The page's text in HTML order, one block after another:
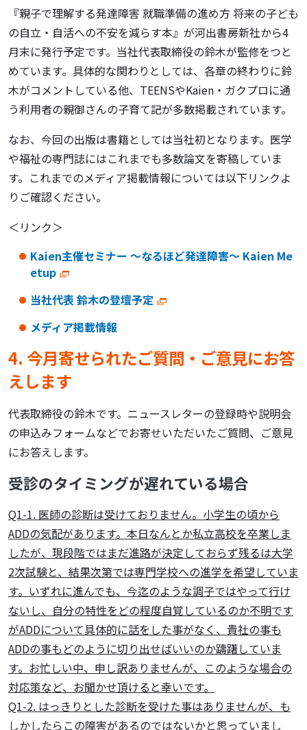
『親子で理解する発達障害 就職準備の進め方 将来の子ども
の自立・自活への不安を減らす本』が河出書房新社から4
月末に発行予定です。当社代表取締役の鈴木が監修をつと
めています。具体的な関わりとしては、各章の終わりに鈴
木がコメントしている他、TEENSやKaien・ガクプロに通
う利用者の親御さんの子育て記が多数掲載されています。
なお、今回の出版は書籍としては当社初となります。医学
や福祉の専門誌にはこれまでも多数論文を寄稿していま
す。これまでのメディア掲載情報については以下リンクよ
りご確認ください。
＜リンク＞
Kaien主催セミナー ～なるほど発達障害～ Kaien Me
etup
当社代表 鈴木の登壇予定
メディア掲載情報
4. 今月寄せられたご質問・ご意見にお答
えします
代表取締役の鈴木です。ニュースレターの登録時や説明会
の申込みフォームなどでお寄せいただいたご質問、ご意見
にお答えします。
受診のタイミングが遅れている場合
Q1-1. 医師の診断は受けておりません。小学生の頃から
ADDの気配があります。本日なんとか私立高校を卒業しま
したが、現段階ではまだ進路が決定しておらず残るは大学
2次試験と、結果次第では専門学校への進学を希望していま
す。いずれに進んでも、今迄のような調子ではやって行け
ないし、自分の特性をどの程度自覚しているのか不明です
がADDについて具体的に話をした事がなく、貴社の事も
ADDの事もどのように切り出せばいいのか躊躇していま
す。お忙しい中、申し訳ありませんが、このような場合の
対応策など、お聞かせ頂けると幸いです。
Q1-2. はっきりとした診断を受けた事はありませんが、も
しかしたらこの障害があるのではないかと思っていまし